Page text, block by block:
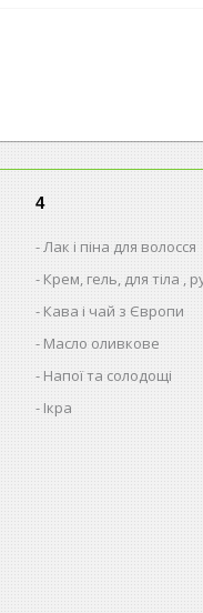
4
Лак і піна для волосся
Крем, гель, для тіла ,
Кава і чай з Європи
Масло оливкове
Напої та солодощі
Ікра